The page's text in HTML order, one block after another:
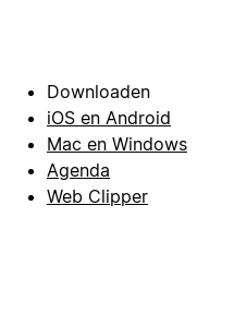
Downloaden
iOS en Android
Mac en Windows
Agenda
Web Clipper